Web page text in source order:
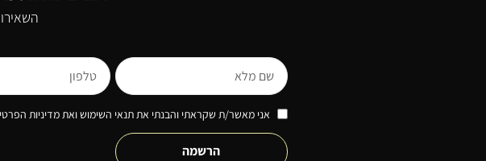
אני מאשר/ת שקראתי והבנתי את תנאי השימוש ואת מדיניות
הרשמה